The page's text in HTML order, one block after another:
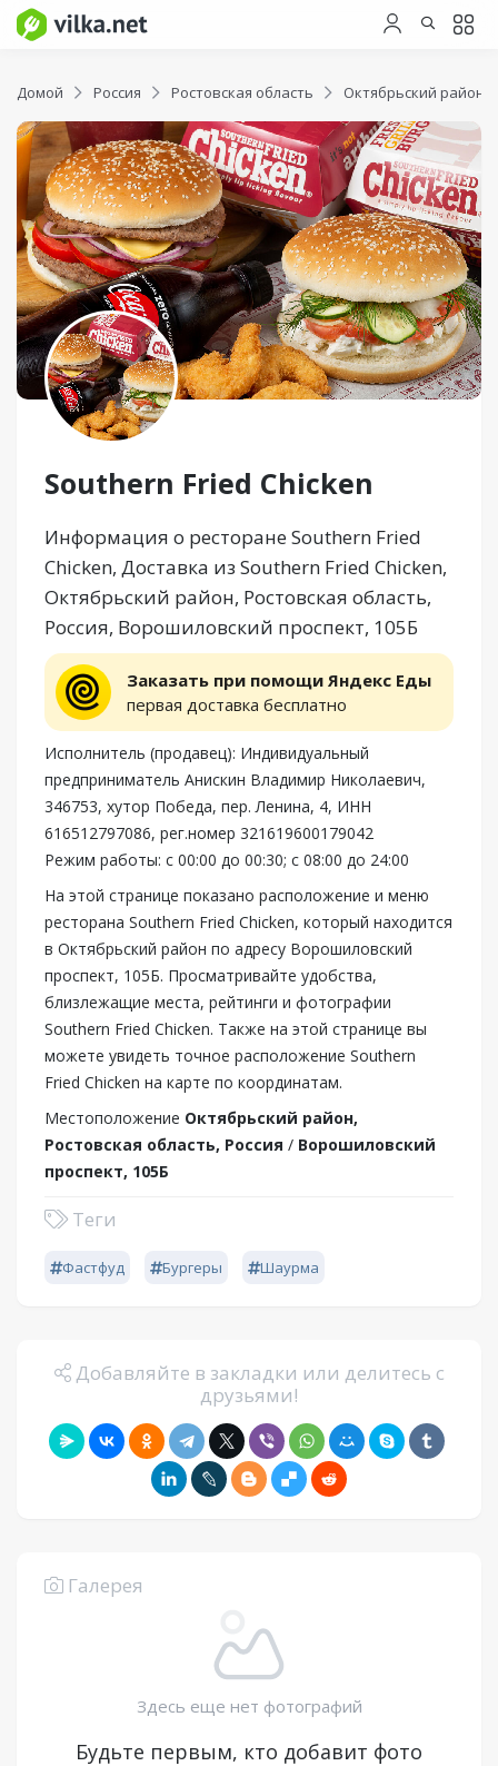
Домой Россия Ростовская область Октябрьский район
Southern Fried Chicken
Информация о ресторане Southern Fried
Chicken, Доставка из Southern Fried Chicken,
Октябрьский район, Ростовская область,
Россия, Ворошиловский проспект, 105Б
Заказать при помощи Яндекс Еды
первая доставка бесплатно
Исполнитель (продавец): Индивидуальный
предприниматель Анискин Владимир Николаевич,
346753, хутор Победа, пер. Ленина, 4, ИНН
616512797086, рег.номер 321619600179042
Режим работы: с 00:00 до 00:30; с 08:00 до 24:00
На этой странице показано расположение и меню
ресторана Southern Fried Chicken, который находится
в Октябрьский район по адресу Ворошиловский
проспект, 105Б. Просматривайте удобства,
близлежащие места, рейтинги и фотографии
Southern Fried Chicken. Также на этой странице вы
можете увидеть точное расположение Southern
Fried Chicken на карте по координатам.
Местоположение Октябрьский район,
Ростовская область, Россия / Ворошиловский
проспект, 105Б
Теги
Фастфуд Бургеры Шаурма
Добавляйте в закладки или делитесь с
друзьями!
Галерея
Здесь еще нет фотографий
Будьте первым, кто добавит фото